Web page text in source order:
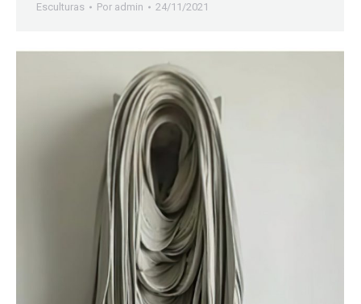
Esculturas Por admin 24/11/2021